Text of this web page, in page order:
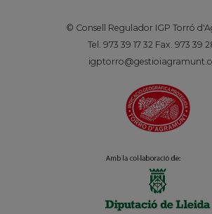
© Consell Regulador IGP Torró
Tel. 973 39 17 32 Fax. 973 39